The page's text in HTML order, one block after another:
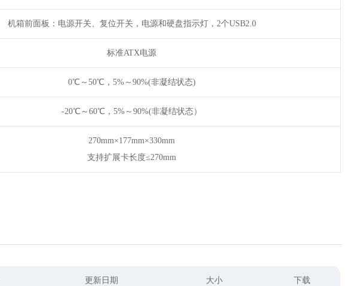
机箱前面板：电源开关、复位开关，电源和硬盘指示灯，2个USB2.0
标准ATX电源
0℃～50℃，5%～90%(非凝结状态)
-20℃～60℃，5%～90%(非凝结状态）
270mm×177mm×330mm
支持扩展卡长度≤270mm
更新日期 大小 下载